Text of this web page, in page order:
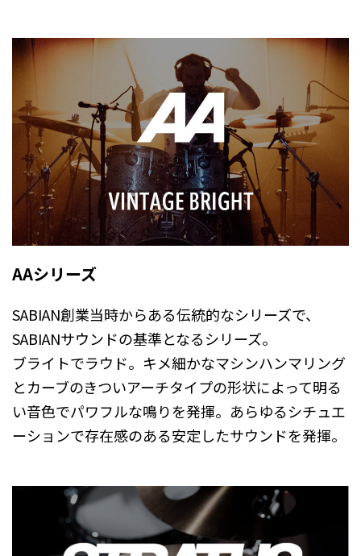
AAシリーズ
SABIAN創業当時からある伝統的なシリーズで、
SABIANサウンドの基準となるシリーズ。
ブライトでラウド。キメ細かなマシンハンマリング
とカーブのきついアーチタイプの形状によって明る
い音色でパワフルな鳴りを発揮。あらゆるシチュエ
ーションで存在感のある安定したサウンドを発揮。